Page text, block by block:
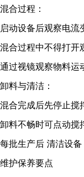
混合过程：
启动设备后观察电流
混合过程中不得打开
通过视镜观察物料运
卸料与清洁：
混合完成后先停止搅
卸料不畅时可点动搅
每批生产后 清洁设备
维护保养要点